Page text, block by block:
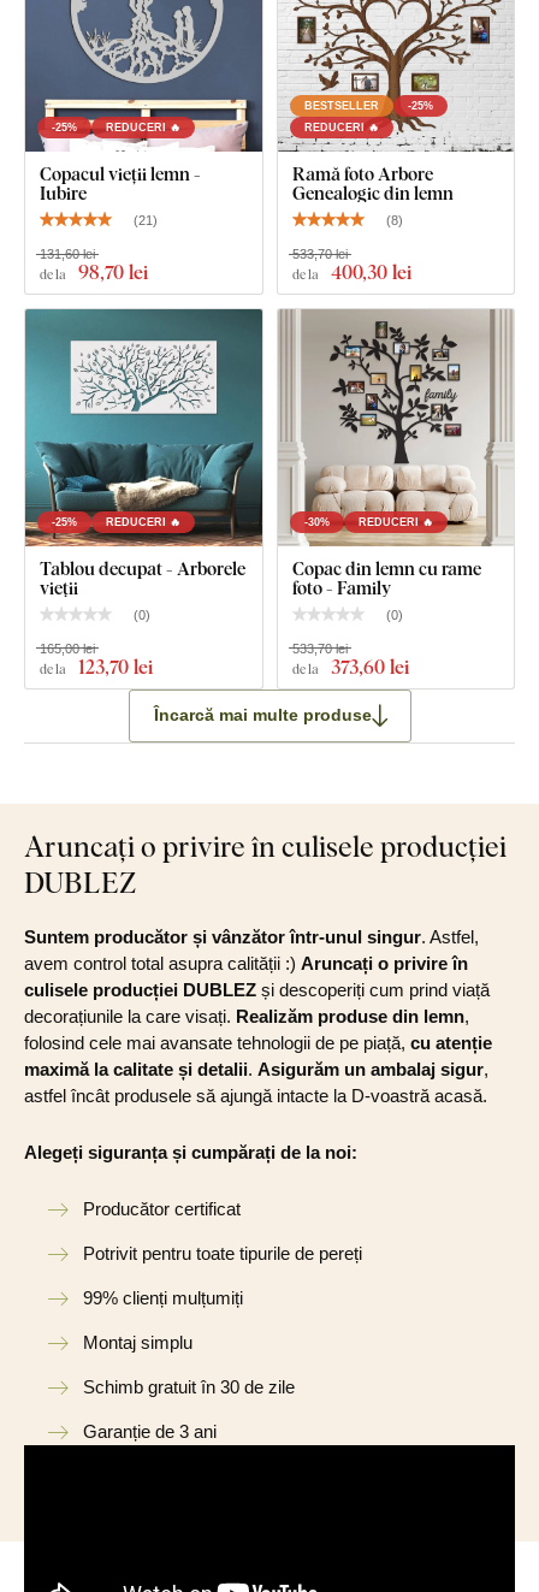
-25% REDUCERI 🔥
Copacul vieții lemn -
Iubire
(21 )
de la 98,70 lei
131,60 lei
BESTSELLER
-25%
REDUCERI 🔥
Ramă foto Arbore
Genealogic din lemn
(8)
de la 400,30 lei
533,70 lei
-25% REDUCERI 🔥
Tablou decupat - Arborele
vieții
(0)
de la 123,70 lei
165,00 lei
-30% REDUCERI 🔥
Copac din lemn cu rame
foto - Family
(0)
de la 373,60 lei
533,70 lei
Încarcă mai multe produse
Aruncați o privire în culisele producției
DUBLEZ
Suntem producător și vânzător într-unul singur. Astfel,
avem control total asupra calității :) Aruncați o privire în
culisele producției DUBLEZ și descoperiți cum prind viață
decorațiunile la care visați. Realizăm produse din lemn,
folosind cele mai avansate tehnologii de pe piață, cu atenție
maximă la calitate și detalii. Asigurăm un ambalaj sigur,
astfel încât produsele să ajungă intacte la D-voastră acasă.
Alegeți siguranța și cumpărați de la noi:
Producător certificat
Potrivit pentru toate tipurile de pereți
99% clienți mulțumiți
Montaj simplu
Schimb gratuit în 30 de zile
Garanție de 3 ani